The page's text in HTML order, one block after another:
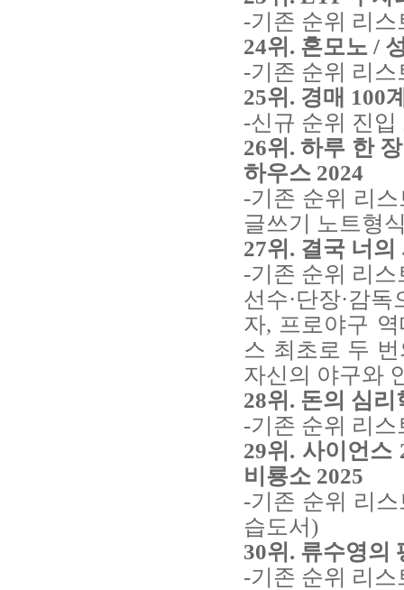
-기존 순위 리
24위. 혼모노 /
-기존 순위 리
25위. 경매 100
-신규 순위 진
26위. 하루 한
하우스 2024
-기존 순위 리
글쓰기 노트형
27위. 결국 너
-기존 순위 리
선수·단장·감
자, 프로야구
스 최초로 두
자신의 야구와
28위. 돈의 심리
-기존 순위 리
29위. 사이언스
비룡소 2025
-기존 순위 리
습도서)
30위. 류수영의
-기존 순위 리